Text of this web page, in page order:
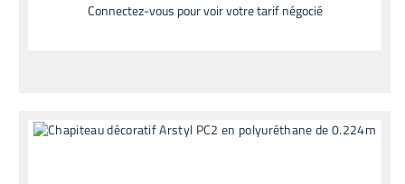
Connectez-vous pour voir votre tarif négocié